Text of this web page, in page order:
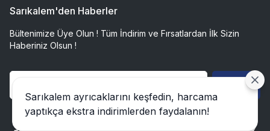
Sarıkalem'den Haberler
Bültenimize Üye Olun ! Tüm İndirim ve Fırsatlardan İlk Sizin
Haberiniz Olsun !
Gönder
Sarıkalem ayrıcaklarını keşfedin, harcama
yaptıkça ekstra indirimlerden faydalanın!